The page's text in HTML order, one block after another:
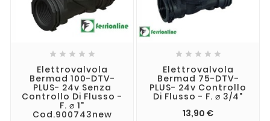
    
Elettrovalvola
Bermad 100-DTV-
PLUS- 24v Senza
Controllo Di Flusso -
F. ⌀ 1"
Cod.900743new
    
Elettrovalvola
Bermad 75-DTV-
PLUS- 24v Controllo
Di Flusso - F. ⌀ 3/4"
13,90 €